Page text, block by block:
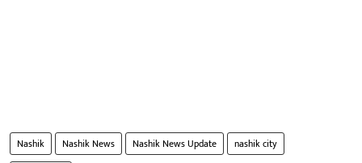
Nashik Nashik News Nashik News Update
nashik city